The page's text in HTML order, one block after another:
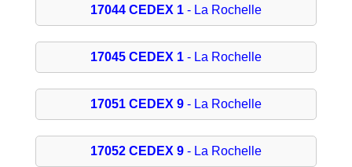
17044 CEDEX 1- La Rochelle
17045 CEDEX 1- La Rochelle
17051 CEDEX 9- La Rochelle
17052 CEDEX 9- La Rochelle